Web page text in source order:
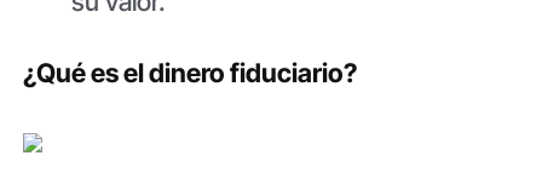
¿Qué es el dinero fiduciario?